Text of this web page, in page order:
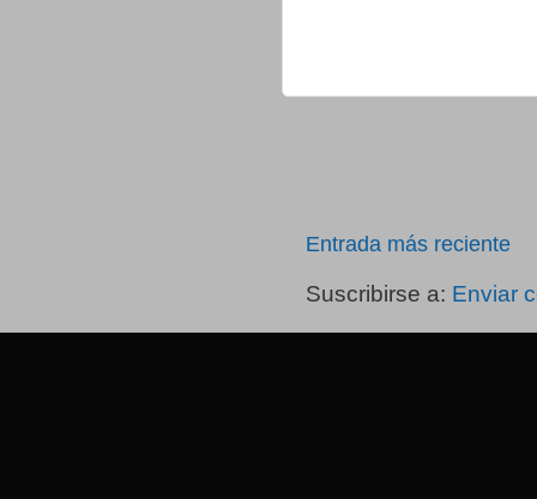
Entrada más reciente
Suscribirse a: Enviar